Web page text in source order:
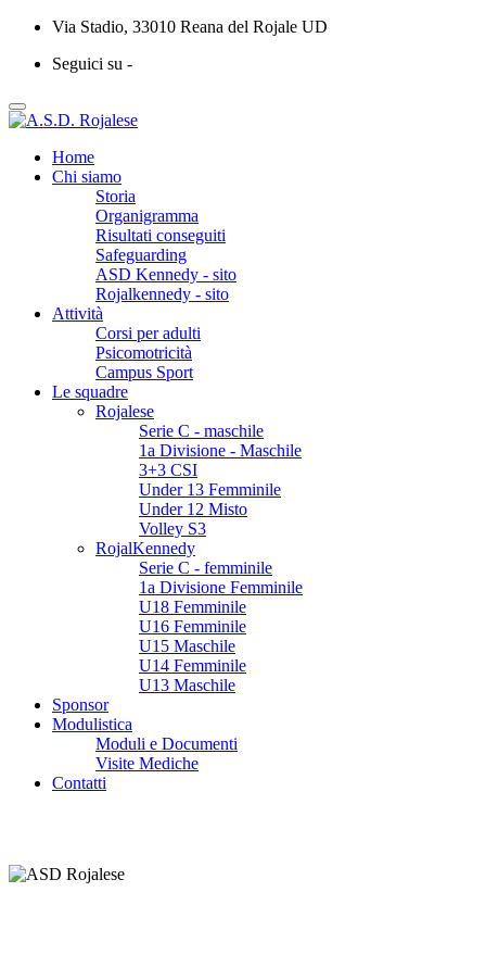
Via Stadio, 33010 Reana del Rojale UD
Seguici su -
Home
Chi siamo
Storia
Organigramma
Risultati conseguiti
Safeguarding
ASD Kennedy - sito
Rojalkennedy - sito
Attività
Corsi per adulti
Psicomotricità
Campus Sport
Le squadre
Rojalese
Serie C - maschile
1a Divisione - Maschile
3+3 CSI
Under 13 Femminile
Under 12 Misto
Volley S3
RojalKennedy
Serie C - femminile
1a Divisione Femminile
U18 Femminile
U16 Femminile
U15 Maschile
U14 Femminile
U13 Maschile
Sponsor
Modulistica
Moduli e Documenti
Visite Mediche
Contatti